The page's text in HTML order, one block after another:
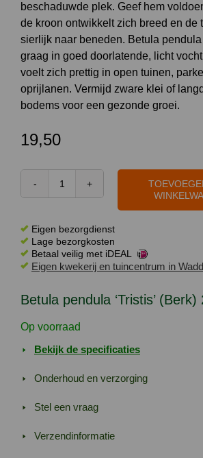
Betula pendula ‘Tristis’ (Berk)
beschaduwde plek. Geef hem
de kroon ontwikkelt zich breed en de
sierlijk naar beneden. Betula pendula
graag in goed doorlatende, licht
voelt zich prettig in open tuinen,
oprijlanen. Vermijd zware klei of
bodems voor een gezonde groei.
19,50
Op voorraad
Betula
'Tristis'
(Berk)
200
cm
Eigen bezorgdienst
Lage bezorgkosten
Betaal veilig met iDEAL
Eigen kwekerij en tuincentrum in
Bekijk de specificaties
Onderhoud en verzorging
Stel een vraag
Verzendinformatie